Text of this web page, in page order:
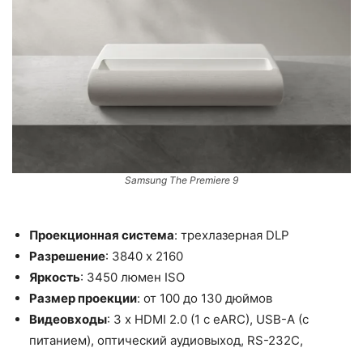
Samsung The Premiere 9
Проекционная система: трехлазерная DLP
Разрешение: 3840 x 2160
Яркость: 3450 люмен ISO
Размер проекции: от 100 до 130 дюймов
Видеовходы: 3 x HDMI 2.0 (1 с eARC), USB-A (с
питанием), оптический аудиовыход, RS-232C,